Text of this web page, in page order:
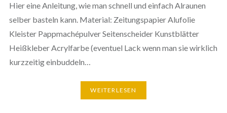
Hier eine Anleitung, wie man schnell und einfach Alraunen
selber basteln kann. Material: Zeitungspapier Alufolie
Kleister Pappmachépulver Seitenscheider Kunstblätter
Heißkleber Acrylfarbe (eventuel Lack wenn man sie wirklich
kurzzeitig einbuddeln…
WEITERLESEN